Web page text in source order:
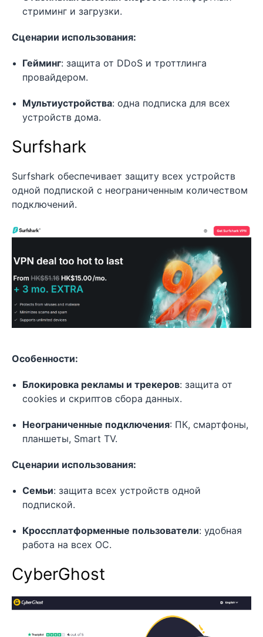
стриминг и загрузки.
Сценарии использования:
Гейминг: защита от DDoS и троттлинга
провайдером.
Мультиустройства: одна подписка для всех
устройств дома.
Surfshark
Surfshark обеспечивает защиту всех устройств
одной подпиской с неограниченным количеством
подключений.
Особенности:
Блокировка рекламы и трекеров: защита от
cookies и скриптов сбора данных.
Неограниченные подключения: ПК, смартфоны,
планшеты, Smart TV.
Сценарии использования:
Семьи: защита всех устройств одной
подпиской.
Кроссплатформенные пользователи: удобная
работа на всех ОС.
CyberGhost